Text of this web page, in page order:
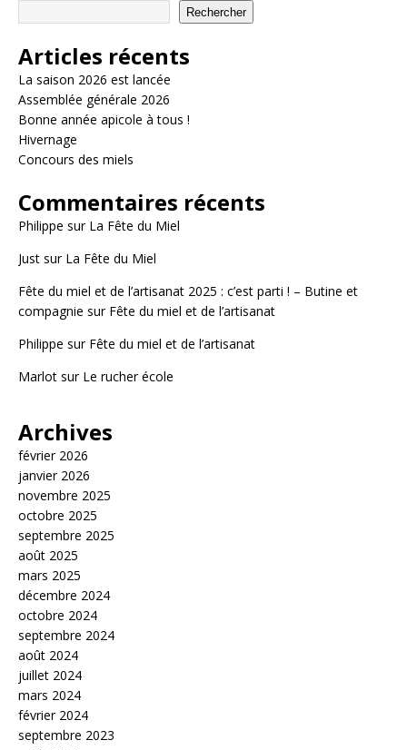
Rechercher
Articles récents
La saison 2026 est lancée
Assemblée générale 2026
Bonne année apicole à tous !
Hivernage
Concours des miels
Commentaires récents
Philippe sur La Fête du Miel
Just sur La Fête du Miel
Fête du miel et de l’artisanat 2025 : c’est parti ! – Butine et
compagnie sur Fête du miel et de l’artisanat
Philippe sur Fête du miel et de l’artisanat
Marlot sur Le rucher école
Archives
février 2026
janvier 2026
novembre 2025
octobre 2025
septembre 2025
août 2025
mars 2025
décembre 2024
octobre 2024
septembre 2024
août 2024
juillet 2024
mars 2024
février 2024
septembre 2023